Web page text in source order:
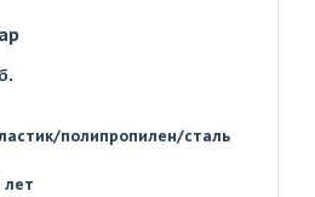
полипропилен/сталь
лет